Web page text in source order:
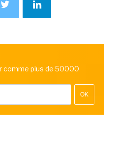
comme plus de 50000
OK